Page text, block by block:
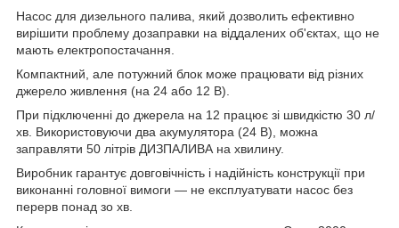
Насос для дизельного палива, який дозволить ефективно
вирішити проблему дозаправки на віддалених об'єктах, що не
мають електропостачання.
Компактний, але потужний блок може працювати від різних
джерело живлення (на 24 або 12 В).
При підключенні до джерела на 12 працює зі швидкістю 30 л/
хв. Використовуючи два акумулятора (24 В), можна
заправляти 50 літрів ДИЗПАЛИВА на хвилину.
Виробник гарантує довговічність і надійність конструкції при
виконанні головної вимоги — не експлуатувати насос без
перерв понад зо хв.